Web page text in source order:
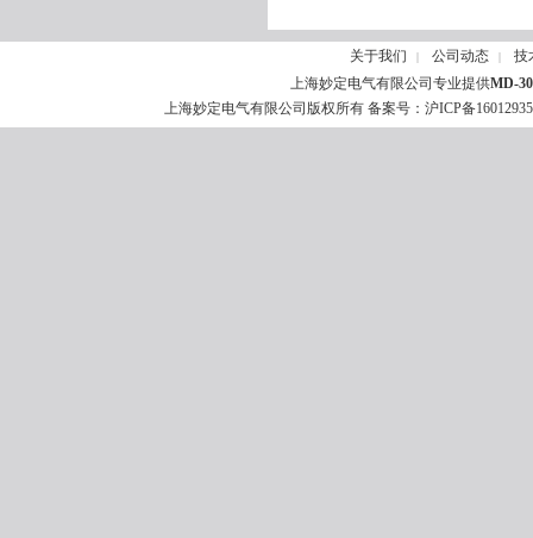
关于我们 | 公司动态 |
技
上海妙定电气有限公司专业提供MD-
上海妙定电气有限公司版权所有 备案号： 沪ICP备